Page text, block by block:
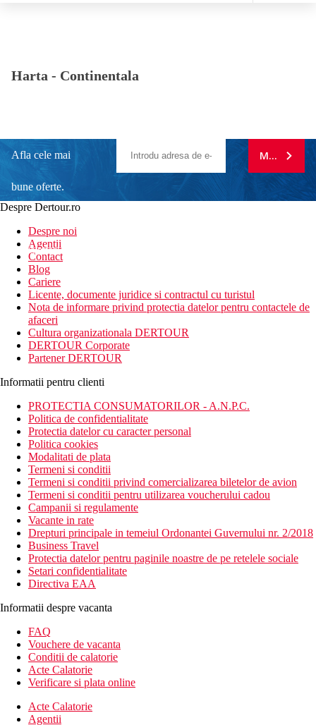
Harta - Continentala
Afla cele mai
bune oferte.
newsletter!
MA
Despre Dertour.ro
Despre noi
Agentii
Contact
Blog
Cariere
Licente, documente juridice si contractul cu turistul
Nota de informare privind protectia datelor pentru contactele de
afaceri
Cultura organizationala DERTOUR
DERTOUR Corporate
Partener DERTOUR
Informatii pentru clienti
PROTECTIA CONSUMATORILOR - A.N.P.C.
Politica de confidentialitate
Protectia datelor cu caracter personal
Politica cookies
Modalitati de plata
Termeni si conditii
Termeni si conditii privind comercializarea biletelor de avion
Termeni si conditii pentru utilizarea voucherului cadou
Campanii si regulamente
Vacante in rate
Drepturi principale in temeiul Ordonantei Guvernului nr. 2/2018
Business Travel
Protectia datelor pentru paginile noastre de pe retelele sociale
Setari confidentialitate
Directiva EAA
Informatii despre vacanta
FAQ
Vouchere de vacanta
Conditii de calatorie
Acte Calatorie
Verificare si plata online
Acte Calatorie
Agentii